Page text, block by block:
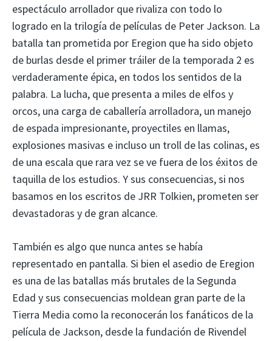
espectáculo arrollador que rivaliza con todo lo
logrado en la trilogía de películas de Peter Jackson. La
batalla tan prometida por Eregion que ha sido objeto
de burlas desde el primer tráiler de la temporada 2 es
verdaderamente épica, en todos los sentidos de la
palabra. La lucha, que presenta a miles de elfos y
orcos, una carga de caballería arrolladora, un manejo
de espada impresionante, proyectiles en llamas,
explosiones masivas e incluso un troll de las colinas, es
de una escala que rara vez se ve fuera de los éxitos de
taquilla de los estudios. Y sus consecuencias, si nos
basamos en los escritos de JRR Tolkien, prometen ser
devastadoras y de gran alcance.
También es algo que nunca antes se había
representado en pantalla. Si bien el asedio de Eregion
es una de las batallas más brutales de la Segunda
Edad y sus consecuencias moldean gran parte de la
Tierra Media como la reconocerán los fanáticos de la
película de Jackson, desde la fundación de Rivendel